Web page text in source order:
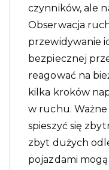
czynników, ale
Obserwacja
przewidywanie
bezpiecznej
reagować na
kilka kroków
w ruchu.
spieszyć się
zbyt dużych
pojazdami